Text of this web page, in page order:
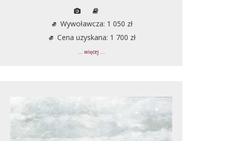
Wywoławcza: 1 050 zł
Cena uzyskana: 1 700 zł
... więcej ...